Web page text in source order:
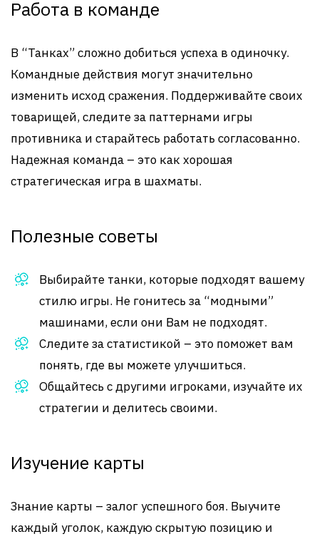
Работа в команде
В “Танках” сложно добиться успеха в одиночку.
Командные действия могут значительно
изменить исход сражения. Поддерживайте своих
товарищей, следите за паттернами игры
противника и старайтесь работать согласованно.
Надежная команда – это как хорошая
стратегическая игра в шахматы.
Полезные советы
Выбирайте танки, которые подходят вашему
стилю игры. Не гонитесь за “модными”
машинами, если они Вам не подходят.
Следите за статистикой – это поможет вам
понять, где вы можете улучшиться.
Общайтесь с другими игроками, изучайте их
стратегии и делитесь своими.
Изучение карты
Знание карты – залог успешного боя. Выучите
каждый уголок, каждую скрытую позицию и